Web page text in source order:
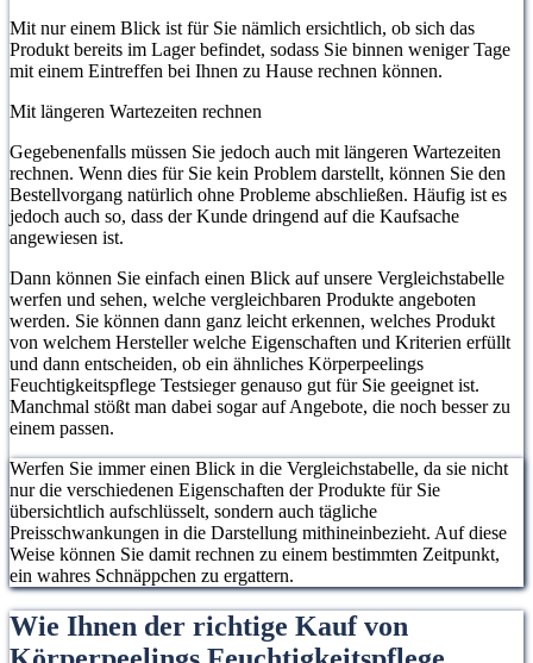
Mit nur einem Blick ist für Sie nämlich ersichtlich, ob sich das
Produkt bereits im Lager befindet, sodass Sie binnen weniger Tage
mit einem Eintreffen bei Ihnen zu Hause rechnen können.
Mit längeren Wartezeiten rechnen
Gegebenenfalls müssen Sie jedoch auch mit längeren Wartezeiten
rechnen. Wenn dies für Sie kein Problem darstellt, können Sie den
Bestellvorgang natürlich ohne Probleme abschließen. Häufig ist es
jedoch auch so, dass der Kunde dringend auf die Kaufsache
angewiesen ist.
Dann können Sie einfach einen Blick auf unsere Vergleichstabelle
werfen und sehen, welche vergleichbaren Produkte angeboten
werden. Sie können dann ganz leicht erkennen, welches Produkt
von welchem Hersteller welche Eigenschaften und Kriterien erfüllt
und dann entscheiden, ob ein ähnliches Körperpeelings
Feuchtigkeitspflege Testsieger genauso gut für Sie geeignet ist.
Manchmal stößt man dabei sogar auf Angebote, die noch besser zu
einem passen.
Werfen Sie immer einen Blick in die Vergleichstabelle, da sie nicht
nur die verschiedenen Eigenschaften der Produkte für Sie
übersichtlich aufschlüsselt, sondern auch tägliche
Preisschwankungen in die Darstellung mithineinbezieht. Auf diese
Weise können Sie damit rechnen zu einem bestimmten Zeitpunkt,
ein wahres Schnäppchen zu ergattern.
Wie Ihnen der richtige Kauf von